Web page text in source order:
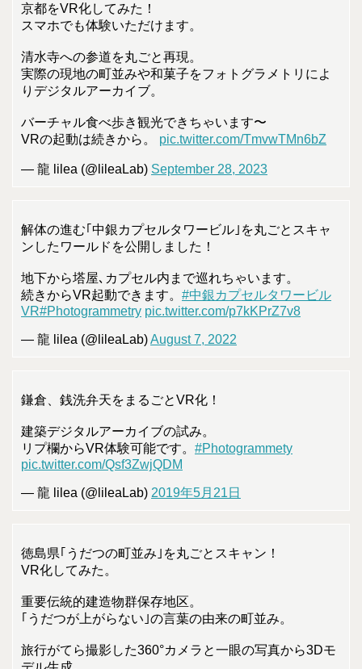
京都をVR化してみた！
スマホでも体験いただけます。
清水寺への参道を丸ごと再現。
実際の現地の町並みや和菓子をフォトグラメトリによ
りデジタルアーカイブ。
バーチャル食べ歩き観光できちゃいます〜
VRの起動は続きから。 pic.twitter.com/TmvwTMn6bZ
— 龍 lilea (@lileaLab) September 28, 2023
解体の進む｢中銀カプセルタワービル｣を丸ごとスキャ
ンしたワールドを公開しました！
地下から塔屋､カプセル内まで巡れちゃいます。
続きからVR起動できます。 #中銀カプセルタワービル
VR#Photogrammetry pic.twitter.com/p7kKPrZ7v8
— 龍 lilea (@lileaLab)August 7, 2022
鎌倉、銭洗弁天をまるごとVR化！
建築デジタルアーカイブの試み。
リプ欄からVR体験可能です。 #Photogrammety
pic.twitter.com/Qsf3ZwjQDM
— 龍 lilea (@lileaLab) 2019年5月21日
徳島県｢うだつの町並み｣を丸ごとスキャン！
VR化してみた。
重要伝統的建造物群保存地区。
｢うだつが上がらない｣の言葉の由来の町並み。
旅行がてら撮影した360°カメラと一眼の写真から3Dモ